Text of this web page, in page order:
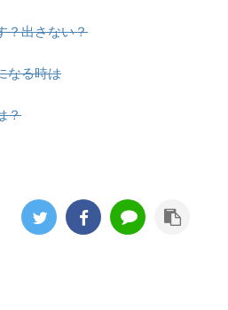
？出さない？
なる時は
？